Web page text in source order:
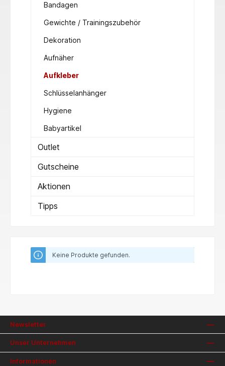
Bandagen
Gewichte / Trainingszubehör
Dekoration
Aufnäher
Aufkleber
Schlüsselanhänger
Hygiene
Babyartikel
Outlet
Gutscheine
Aktionen
Tipps
Keine Produkte gefunden.
Newsletter
Unser Unternehmen
Informationen